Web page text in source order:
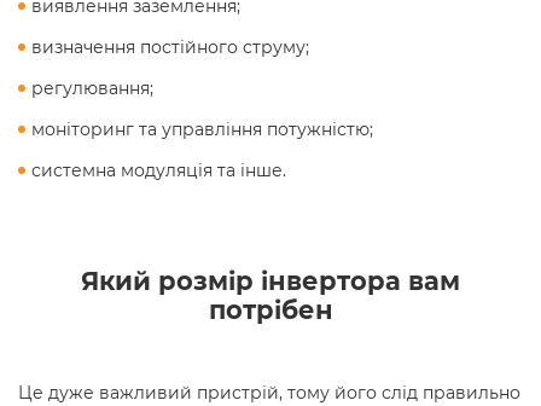
виявлення заземлення;
визначення постійного струму;
регулювання;
моніторинг та управління потужністю;
системна модуляція та інше.
Який розмір інвертора вам
потрібен
Це дуже важливий пристрій, тому його слід правильно